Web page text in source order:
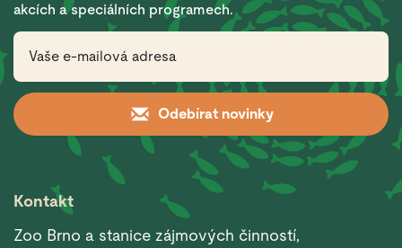
akcích a speciálních programech.
Odebírat novinky
Kontakt
Zoo Brno a stanice zájmových činností,